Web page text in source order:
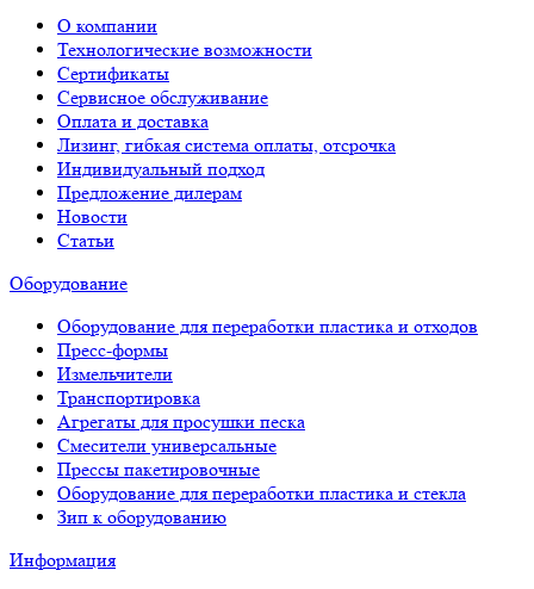
О компании
Технологические возможности
Сертификаты
Сервисное обслуживание
Оплата и доставка
Лизинг, гибкая система оплаты, отсрочка
Индивидуальный подход
Предложение дилерам
Новости
Статьи
Оборудование
Оборудование для переработки пластика и отходов
Пресс-формы
Измельчители
Транспортировка
Агрегаты для просушки песка
Смесители универсальные
Прессы пакетировочные
Оборудование для переработки пластика и стекла
Зип к оборудованию
Информация